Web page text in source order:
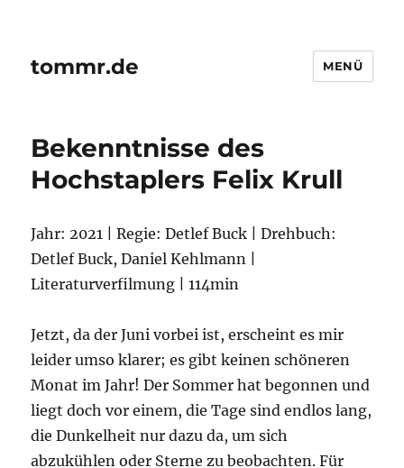
tommr.de MENÜ
Bekenntnisse des
Hochstaplers Felix Krull
Jahr: 2021 | Regie: Detlef Buck | Drehbuch:
Detlef Buck, Daniel Kehlmann |
Literaturverfilmung | 114min
Jetzt, da der Juni vorbei ist, erscheint es mir
leider umso klarer; es gibt keinen schöneren
Monat im Jahr! Der Sommer hat begonnen und
liegt doch vor einem, die Tage sind endlos lang,
die Dunkelheit nur dazu da, um sich
abzukühlen oder Sterne zu beobachten. Für